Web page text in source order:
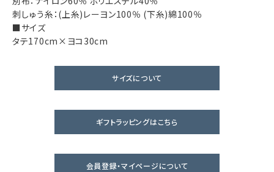
刺しゅう糸：(上糸)レーヨン100％ (下糸)綿100％
■サイズ
タテ170cm×ヨコ30cm
サイズについて
ギフトラッピングはこちら
会員登録・マイページについて